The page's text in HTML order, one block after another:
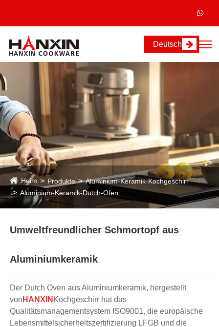
Deutsch
Heim Produkte
Aluminium-Keramik-Kochgeschirr
Aluminium-Keramik-Dutch-Ofen
Umweltfreundlicher Schmortopf aus
Aluminiumkeramik
Der Dutch Oven aus Aluminiumkeramik, hergestellt
von HANXIN Kochgeschirr hat das
Qualitätsmanagementsystem ISO9001, die europäische
Lebensmittelsicherheitszertifizierung LFGB und die